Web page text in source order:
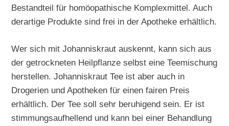
Bestandteil für homöopathische Komplexmittel. Auch
derartige Produkte sind frei in der Apotheke erhältlich.
Wer sich mit Johanniskraut auskennt, kann sich aus
der getrockneten Heilpflanze selbst eine Teemischung
herstellen. Johanniskraut Tee ist aber auch in
Drogerien und Apotheken für einen fairen Preis
erhältlich. Der Tee soll sehr beruhigend sein. Er ist
stimmungsaufhellend und kann bei einer Behandlung